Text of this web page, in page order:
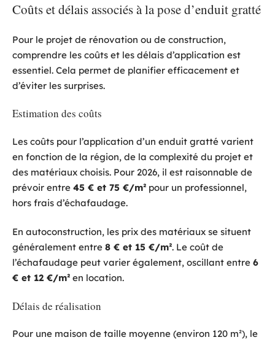
Coûts et délais associés à la pose d’enduit gratté
Pour le projet de rénovation ou de construction,
comprendre les coûts et les délais d’application est
essentiel. Cela permet de planifier efficacement et
d’éviter les surprises.
Estimation des coûts
Les coûts pour l’application d’un enduit gratté varient
en fonction de la région, de la complexité du projet et
des matériaux choisis. Pour 2026, il est raisonnable de
prévoir entre 45 € et 75 €/m² pour un professionnel,
hors frais d’échafaudage.
En autoconstruction, les prix des matériaux se situent
généralement entre 8 € et 15 €/m². Le coût de
l’échafaudage peut varier également, oscillant entre 6
€ et 12 €/m² en location.
Délais de réalisation
Pour une maison de taille moyenne (environ 120 m²), le